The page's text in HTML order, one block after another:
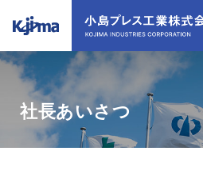
社長あいさつ